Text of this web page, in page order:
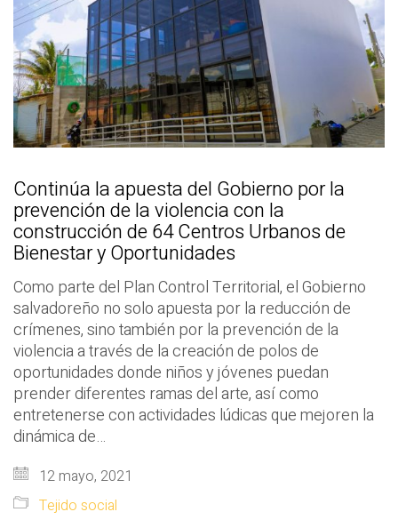
Continúa la apuesta del Gobierno por la
prevención de la violencia con la
construcción de 64 Centros Urbanos de
Bienestar y Oportunidades
Como parte del Plan Control Territorial, el Gobierno
salvadoreño no solo apuesta por la reducción de
crímenes, sino también por la prevención de la
violencia a través de la creación de polos de
oportunidades donde niños y jóvenes puedan
prender diferentes ramas del arte, así como
entretenerse con actividades lúdicas que mejoren la
dinámica de…
12 mayo, 2021
Tejido social